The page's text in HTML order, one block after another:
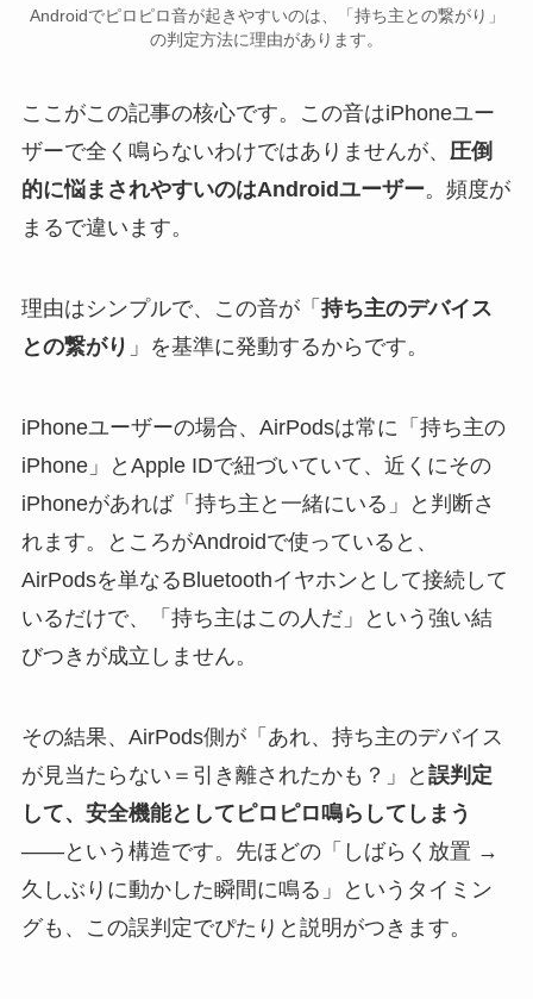
Androidでピロピロ音が起きやすいのは、「持ち主との繋がり」
の判定方法に理由があります。
ここがこの記事の核心です。この音はiPhoneユー
ザーで全く鳴らないわけではありませんが、 圧倒
的に悩まされやすいのはAndroidユーザー。頻度が
まるで違います。
理由はシンプルで、この音が「 持ち主のデバイス
との繋がり 」を基準に発動するからです。
iPhoneユーザーの場合、AirPodsは常に「持ち主の
iPhone」とApple IDで紐づいていて、近くにその
iPhoneがあれば「持ち主と一緒にいる」と判断さ
れます。ところがAndroidで使っていると、
AirPodsを単なるBluetoothイヤホンとして接続して
いるだけで、「持ち主はこの人だ」という強い結
びつきが成立しません。
その結果、AirPods側が「あれ、持ち主のデバイス
が見当たらない＝引き離されたかも？」と 誤判定
して、安全機能としてピロピロ鳴らしてしまう
——という構造です。先ほどの「しばらく放置 →
久しぶりに動かした瞬間に鳴る」というタイミン
グも、この誤判定でぴたりと説明がつきます。